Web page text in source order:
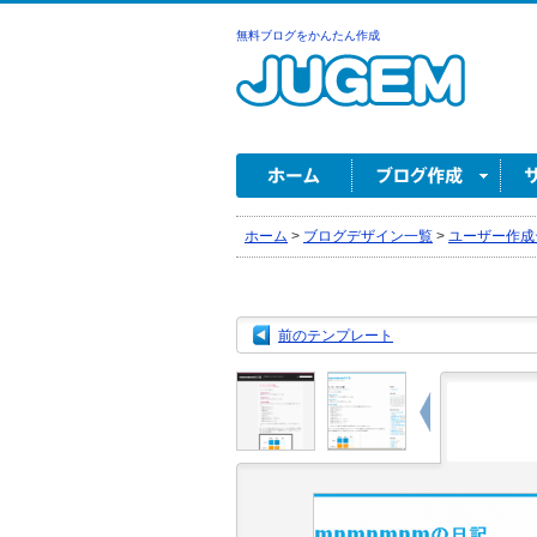
無料ブログをかんたん作成
ホーム > ブログデザイン一覧 > ユーザー作
前のテンプレート